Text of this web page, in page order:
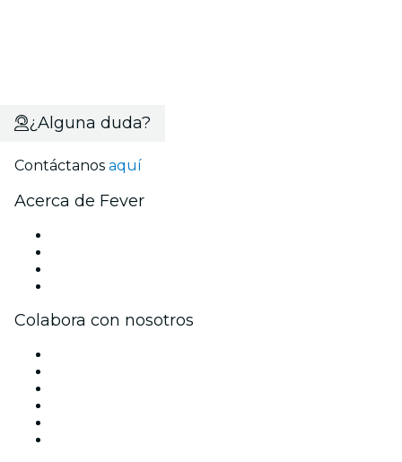
¿Alguna duda?
Contáctanos aquí
Acerca de Fever
Colabora con nosotros